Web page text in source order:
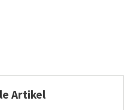
Artikel